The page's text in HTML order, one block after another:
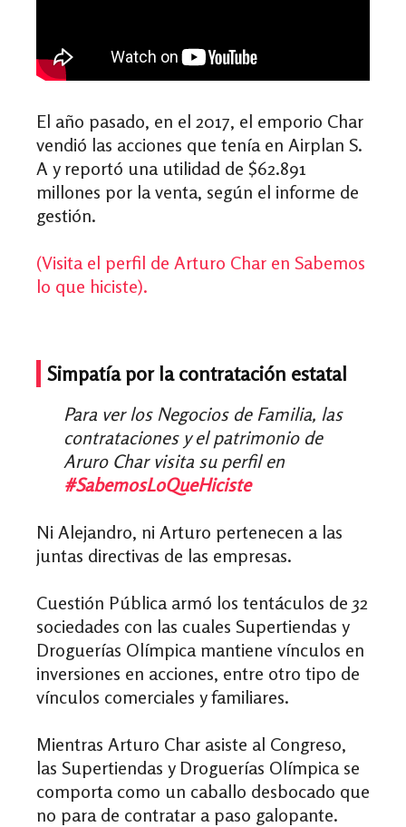
El año pasado, en el 2017, el emporio Char
vendió las acciones que tenía en Airplan S.
A y reportó una utilidad de $62.891
millones por la venta, según el informe de
gestión.
(Visita el perfil de Arturo Char en Sabemos
lo que hiciste).
Simpatía por la contratación estatal
Para ver los Negocios de Familia, las
contrataciones y el patrimonio de
Aruro Char visita su perfil en
#SabemosLoQueHiciste
Ni Alejandro, ni Arturo pertenecen a las
juntas directivas de las empresas.
Cuestión Pública armó los tentáculos de 32
sociedades con las cuales Supertiendas y
Droguerías Olímpica mantiene vínculos en
inversiones en acciones, entre otro tipo de
vínculos comerciales y familiares.
Mientras Arturo Char asiste al Congreso,
las Supertiendas y Droguerías Olímpica se
comporta como un caballo desbocado que
no para de contratar a paso galopante.